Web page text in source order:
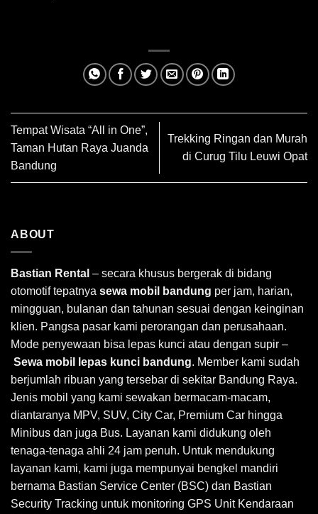
Tempat Wisata “All in One”,
Taman Hutan Raya Juanda
Bandung
Trekking Ringan dan Murah
di Curug Tilu Leuwi Opat
ABOUT
Bastian Rental – secara khusus bergerak di bidang
otomotif tepatnya sewa mobil bandung per jam, harian,
mingguan, bulanan dan tahunan sesuai dengan keinginan
klien. Pangsa pasar kami perorangan dan perusahaan.
Mode penyewaan bisa lepas kunci atau dengan supir –
Sewa mobil lepas kunci bandung. Member kami sudah
berjumlah ribuan yang tersebar di sekitar Bandung Raya.
Jenis mobil yang kami sewakan bermacam-macam,
diantaranya MPV, SUV, City Car, Premium Car hingga
Minibus dan juga Bus. Layanan kami didukung oleh
tenaga-tenaga ahli 24 jam penuh. Untuk mendukung
layanan kami, kami juga mempunyai bengkel mandiri
bernama Bastian Service Center (BSC) dan Bastian
Security Tracking untuk monitoring GPS Unit Kendaraan